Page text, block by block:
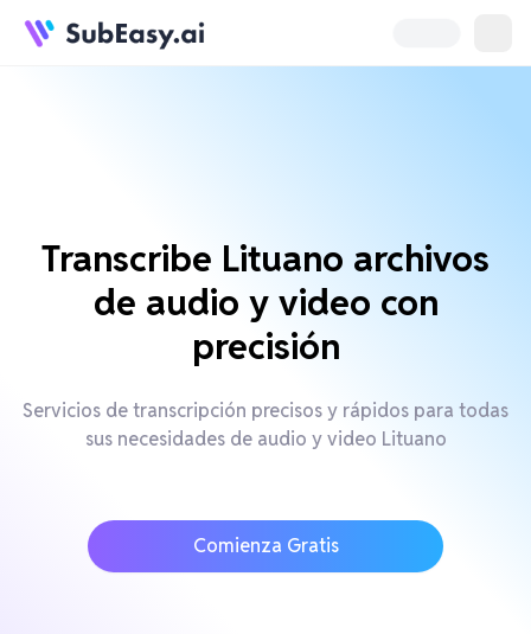
Transcribe Lituano archivos
de audio y video con
precisión
Servicios de transcripción precisos y rápidos para todas
sus necesidades de audio y video Lituano
Comienza Gratis